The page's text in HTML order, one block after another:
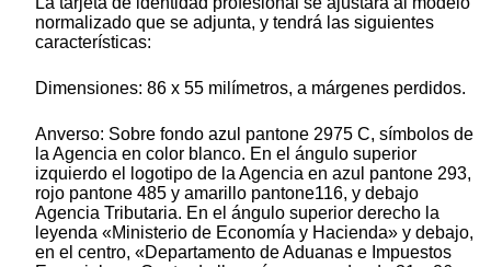
normalizado que se adjunta, y tendrá las siguientes
características:
Dimensiones: 86 x 55 milímetros, a márgenes perdidos.
Anverso: Sobre fondo azul pantone 2975 C, símbolos de
la Agencia en color blanco. En el ángulo superior
izquierdo el logotipo de la Agencia en azul pantone 293,
rojo pantone 485 y amarillo pantone116, y debajo
Agencia Tributaria. En el ángulo superior derecho la
leyenda «Ministerio de Economía y Hacienda» y debajo,
en el centro, «Departamento de Aduanas e Impuestos